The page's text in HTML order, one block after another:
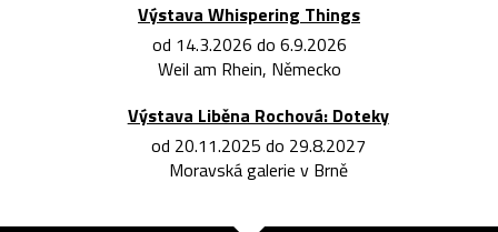
Výstava Whispering Things
od 14.3.2026 do 6.9.2026
Weil am Rhein, Německo
Výstava Liběna Rochová: Doteky
od 20.11.2025 do 29.8.2027
Moravská galerie v Brně